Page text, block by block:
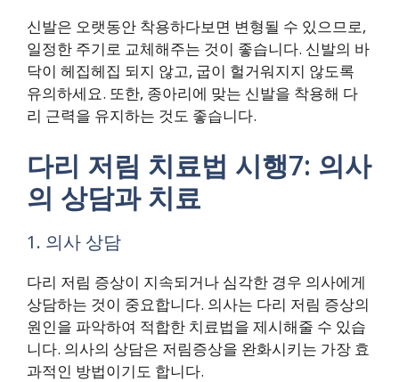
신발은 오랫동안 착용하다보면 변형될 수 있으므로,
일정한 주기로 교체해주는 것이 좋습니다. 신발의 바
닥이 헤집헤집 되지 않고, 굽이 헐거워지지 않도록
유의하세요. 또한, 종아리에 맞는 신발을 착용해 다
리 근력을 유지하는 것도 좋습니다.
다리 저림 치료법 시행7: 의사
의 상담과 치료
1. 의사 상담
다리 저림 증상이 지속되거나 심각한 경우 의사에게
상담하는 것이 중요합니다. 의사는 다리 저림 증상의
원인을 파악하여 적합한 치료법을 제시해줄 수 있습
니다. 의사의 상담은 저림증상을 완화시키는 가장 효
과적인 방법이기도 합니다.